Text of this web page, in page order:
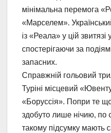
мінімальна перемога
«Марселем».
із «Реала» у цій
спостерігаючи за
запасних.
Справжній гольовий
Туріні місцевий
«Боруссія». Попри те
здобуто лише нічию, по
такому підсумку мають